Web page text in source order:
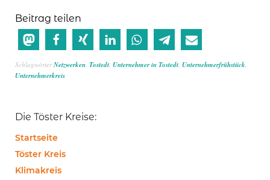
Beitrag teilen
SchlagwörterNetzwerken, Tostedt, Unternehmer in Tostedt, Unternehmerfrühstück,
Unternehmerkreis
Die Töster Kreise:
Startseite
Töster Kreis
Klimakreis